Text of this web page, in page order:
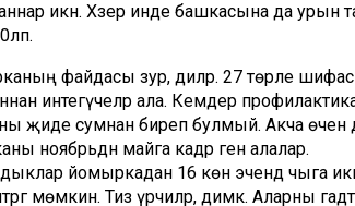
икән. Хәзер инде башкасына да урын
файдасы зур, диләр. 27 төрле шифасы
интегүчеләр ала. Кемдер
җиде сумнан биреп булмый. Акча
ноябрьдән майга кадәр генә алалар.
йомыркадан 16 көн эчендә чыга
мөмкин. Тиз үрчиләр, димәк. Аларны